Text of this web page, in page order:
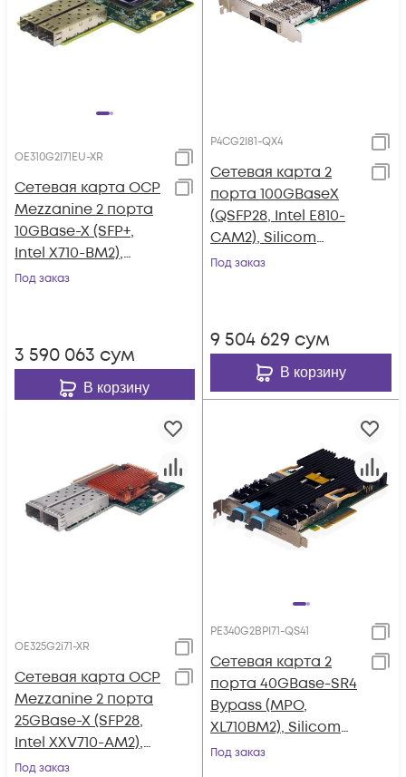
OE310G2I71EU-XR
Сетевая карта OCP
Mezzanine 2 порта
10GBase-X (SFP+,
Intel X710-BM2),
Silicom
Под заказ
3 590 063 сум
В корзину
P4CG2I81-QX4
Сетевая карта 2
порта 100GBaseX
(QSFP28, Intel E810-
CAM2), Silicom
P4CG2I81-QX4
Под заказ
9 504 629 сум
В корзину
OE325G2i71-XR
Сетевая карта OCP
Mezzanine 2 порта
25GBase-X (SFP28,
Intel XXV710-AM2),
Silicom OE325G2i71-
Под заказ
PE340G2BPI71-QS41
Сетевая карта 2
порта 40GBase-SR4
Bypass (MPO,
XL710BM2), Silicom
PE340G2BPI71-QS41
Под заказ